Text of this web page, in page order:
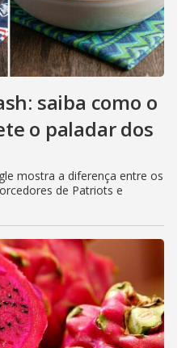
saiba como o
o paladar dos
mostra a diferença entre os
de Patriots e